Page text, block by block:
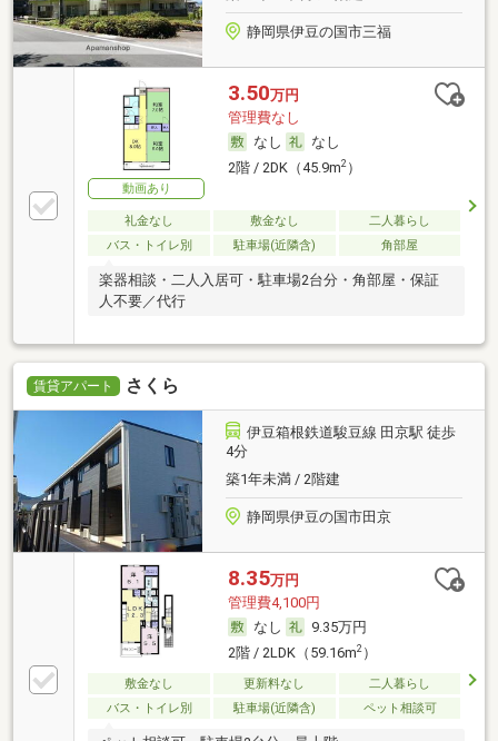
静岡県伊豆の国市三福
動画あり
3.50万円
管理費なし
なし
なし
2階 / 2DK（45.9m2）
礼金なし 敷金なし
二人暮らし
バス・トイレ別
駐車場(近隣含) 角部屋
楽器相談・二人入居可・駐車場2台分・角部屋・保証
人不要／代行
賃貸アパート さくら
伊豆箱根鉄道駿豆線 田京駅 徒歩
4分
築1年未満 / 2階建
静岡県伊豆の国市田京
8.35万円
管理費4,100円
なし
9.35万円
2階 / 2LDK（59.16m2）
敷金なし 更新料なし
二人暮らし
バス・トイレ別
駐車場(近隣含) ペット相談可